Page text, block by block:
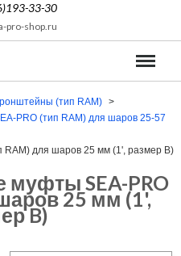
33-30
pro-shop.ru
Меню
для шаров 25 мм (1', размер B)
PRO (тип RAM) для шаров 25-57
(тип RAM)
SEA-PRO
25 мм (1',
B)